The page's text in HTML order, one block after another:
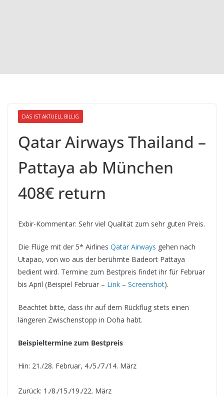
DAS IST AKTUELL BILLIG
Qatar Airways Thailand –
Pattaya ab München
408€ return
Exbir-Kommentar: Sehr viel Qualität zum sehr guten Preis.
Die Flüge mit der 5* Airlines Qatar Airways gehen nach
Utapao, von wo aus der berühmte Badeort Pattaya
bedient wird. Termine zum Bestpreis findet ihr für Februar
bis April (Beispiel Februar – Link – Screenshot).
Beachtet bitte, dass ihr auf dem Rückflug stets einen
längeren Zwischenstopp in Doha habt.
Beispieltermine zum Bestpreis
Hin: 21./28. Februar, 4./5./7./14. März
Zurück: 1./8./15./19./22. März